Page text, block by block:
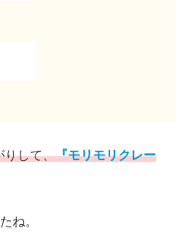
りして、『モリモリクレー
ね。